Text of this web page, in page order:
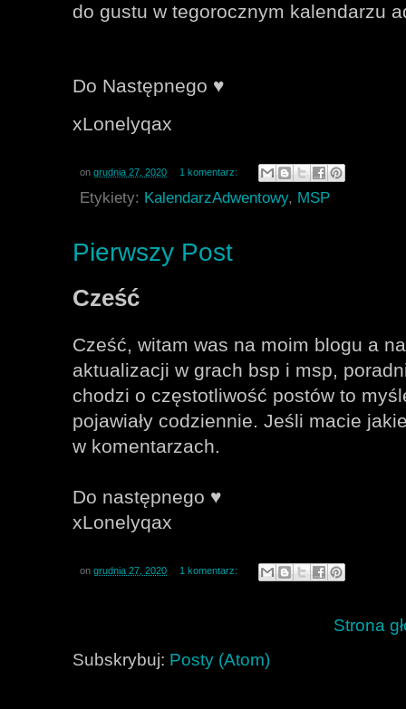
do gustu w tegorocznym kalendarzu
Do Następnego ♥️
xLonelyqax
on grudnia 27, 2020 1 komentarz:
Etykiety: KalendarzAdwentowy, MSP
Pierwszy Post
Cześć
Cześć, witam was na moim blogu a
aktualizacji w grach bsp i msp,
chodzi o częstotliwość postów to
pojawiały codziennie. Jeśli macie
w komentarzach.
Do następnego ♥
xLonelyqax
on grudnia 27, 2020 1 komentarz:
Strona
Subskrybuj: Posty (Atom)